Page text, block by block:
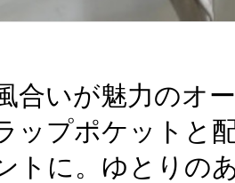
合いが魅力のオ
ップポケットと
トに。ゆとりの